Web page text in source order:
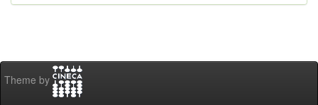
Theme by